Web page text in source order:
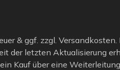
& ggf. zzgl. Versandkosten.
der letzten Aktualisierung
Kauf über eine